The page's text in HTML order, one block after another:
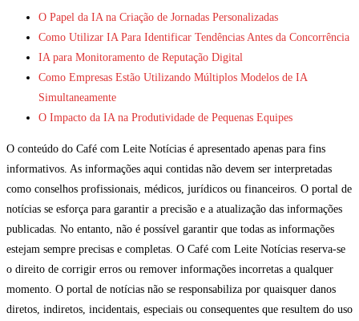
O Papel da IA na Criação de Jornadas Personalizadas
Como Utilizar IA Para Identificar Tendências Antes da Concorrência
IA para Monitoramento de Reputação Digital
Como Empresas Estão Utilizando Múltiplos Modelos de IA
Simultaneamente
O Impacto da IA na Produtividade de Pequenas Equipes
O conteúdo do Café com Leite Notícias é apresentado apenas para fins
informativos. As informações aqui contidas não devem ser interpretadas
como conselhos profissionais, médicos, jurídicos ou financeiros. O portal de
notícias se esforça para garantir a precisão e a atualização das informações
publicadas. No entanto, não é possível garantir que todas as informações
estejam sempre precisas e completas. O Café com Leite Notícias reserva-se
o direito de corrigir erros ou remover informações incorretas a qualquer
momento. O portal de notícias não se responsabiliza por quaisquer danos
diretos, indiretos, incidentais, especiais ou consequentes que resultem do uso